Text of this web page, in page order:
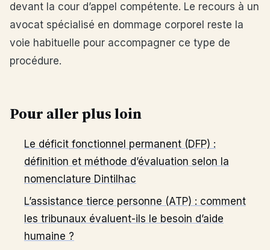
devant la cour d’appel compétente. Le recours à un
avocat spécialisé en dommage corporel reste la
voie habituelle pour accompagner ce type de
procédure.
Pour aller plus loin
Le déficit fonctionnel permanent (DFP) :
définition et méthode d’évaluation selon la
nomenclature Dintilhac
L’assistance tierce personne (ATP) : comment
les tribunaux évaluent-ils le besoin d’aide
humaine ?